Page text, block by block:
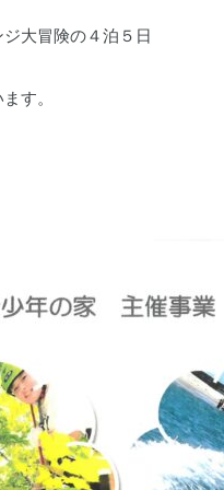
の家
大冒険の４泊５日
ます。